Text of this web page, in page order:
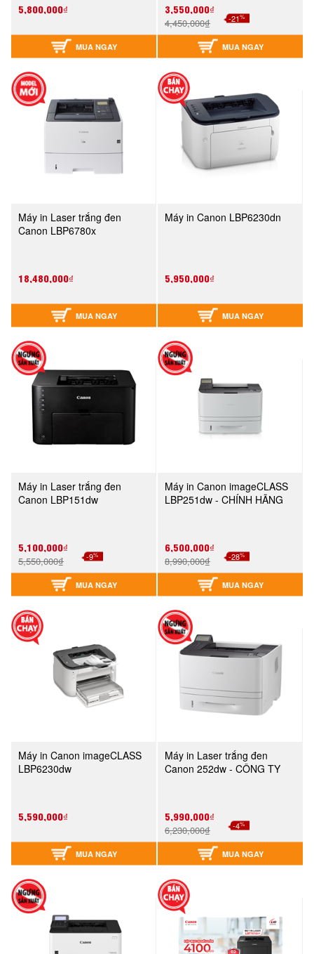
5,800,000₫
MUA NGAY
3,550,000₫
4,450,000₫ -21%
MUA NGAY
Máy in Laser trắng đen
Canon LBP6780x
18,480,000₫
MUA NGAY
Máy in Canon LBP6230dn
5,950,000₫
MUA NGAY
Máy in Laser trắng đen
Canon LBP151dw
5,100,000₫
5,550,000₫ -9%
MUA NGAY
Máy in Canon imageCLASS
LBP251dw - CHÍNH HÃNG
6,500,000₫
8,990,000₫ -28%
MUA NGAY
Máy in Canon imageCLASS
LBP6230dw
5,590,000₫
MUA NGAY
Máy in Laser trắng đen
Canon 252dw - CÔNG TY
5,990,000₫
6,230,000₫ -4%
MUA NGAY